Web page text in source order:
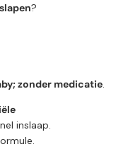
slapen?
zonder medicatie.
inslaap.